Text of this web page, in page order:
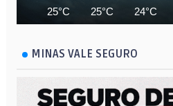
25°C 25°C 24°C
MINAS VALE SEGURO